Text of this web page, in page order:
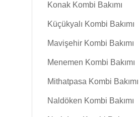
Konak Kombi Bakımı
Küçükyalı Kombi Bakımı
Mavişehir Kombi Bakımı
Menemen Kombi Bakımı
Mithatpasa Kombi Bakımı
Naldöken Kombi Bakımı